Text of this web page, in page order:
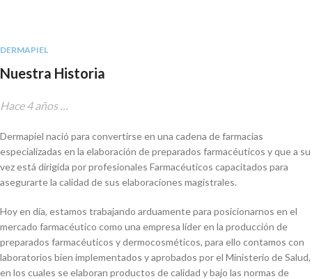
DERMAPIEL
Nuestra Historia
Hace 4 años …
Dermapiel nació para convertirse en una cadena de farmacias
especializadas en la elaboración de preparados farmacéuticos y que a su
vez está dirigida por profesionales Farmacéuticos capacitados para
asegurarte la calidad de sus elaboraciones magistrales.
Hoy en día, estamos trabajando arduamente para posicionarnos en el
mercado farmacéutico como una empresa líder en la producción de
preparados farmacéuticos y dermocosméticos, para ello contamos con
laboratorios bien implementados y aprobados por el Ministerio de Salud,
en los cuales se elaboran productos de calidad y bajo las normas de